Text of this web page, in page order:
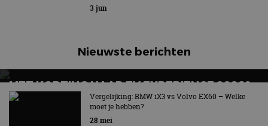
3 jun
Nieuwste berichten
MET KORTING NAAR EV EXPERIENCE 2026?
AUTORAI REGELT HET!
EV Experience 2026 van 24 tot 26 september
Vergelijking: BMW iX3 vs Volvo EX60 – Welke
moet je hebben?
28 mei